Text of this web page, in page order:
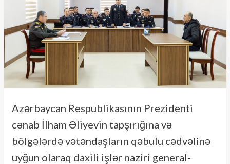
Azərbaycan Respublikasının Prezidenti
cənab İlham Əliyevin tapşırığına və
bölgələrdə vətəndaşların qəbulu cədvəlinə
uyğun olaraq daxili işlər naziri general-